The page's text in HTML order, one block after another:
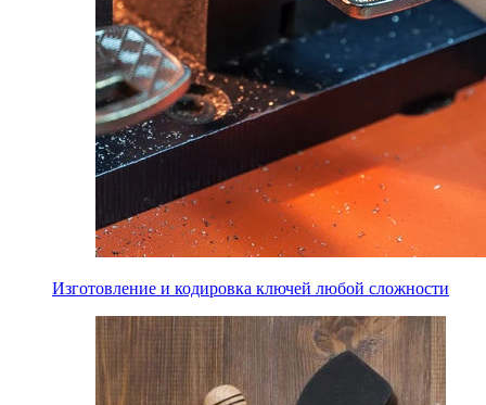
Изготовление и кодировка ключей любой сложности